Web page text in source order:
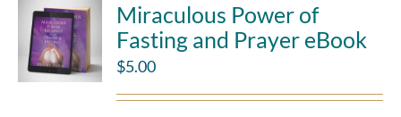
Miraculous Power of
Fasting and Prayer eBook
$5.00